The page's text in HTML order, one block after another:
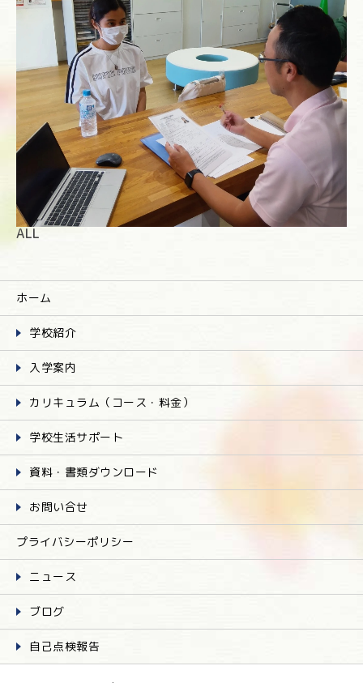
ALL
ホーム
学校紹介
入学案内
カリキュラム（コース・料金）
学校生活サポート
資料・書類ダウンロード
お問い合せ
プライバシーポリシー
ニュース
ブログ
自己点検報告